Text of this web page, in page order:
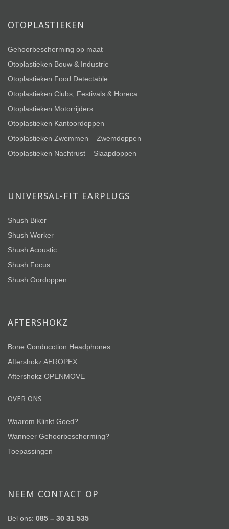
OTOPLASTIEKEN
Gehoorbescherming op maat
Otoplastieken Bouw & Industrie
Otoplastieken Food Detectable
Otoplastieken Clubs, Festivals & Horeca
Otoplastieken Motorrijders
Otoplastieken Kantoordoppen
Otoplastieken Zwemmen – Zwemdoppen
Otoplastieken Nachtrust – Slaapdoppen
UNIVERSAL-FIT EARPLUGS
Shush Biker
Shush Worker
Shush Acoustic
Shush Focus
Shush Oordoppen
AFTERSHOKZ
Bone Conducction Headphones
Aftershokz AEROPEX
Aftershokz OPENMOVE
OVER ONS
Waarom Klinkt Goed?
Wanneer Gehoorbescherming?
Toepassingen
NEEM CONTACT OP
Bel ons: 085 – 30 31 535